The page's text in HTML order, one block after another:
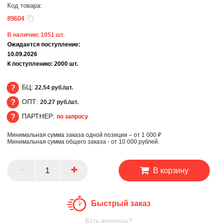
Код товара:
89604
В наличии: 1051 шт.
Ожидается поступление:
10.09.2026
К поступлению: 2000 шт.
БЦ
БЦ: 22.54 руб./шт.
ОПТ
ОПТ: 20.27 руб./шт.
ПАРТНЕР
ПАРТНЕР: по запросу
Минимальная сумма заказа одной позиции – от 1 000 ₽
Минимальная сумма общего заказа - от 10 000 рублей.
В корзину
Быстрый заказ
Есть вопросы?